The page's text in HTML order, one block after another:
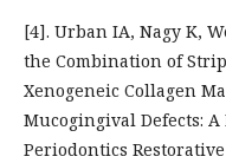
[4]. Urban IA, Nagy K,
the Combination of
Xenogeneic Collagen
Mucogingival Defects:
Periodontics Restorative